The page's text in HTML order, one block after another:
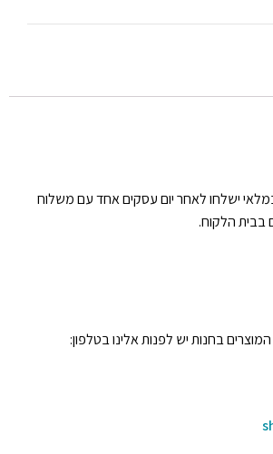
ישלחו לאחר יום עסקים אחד עם משלוח
בחנות יש לפנות אלינו בטלפון: